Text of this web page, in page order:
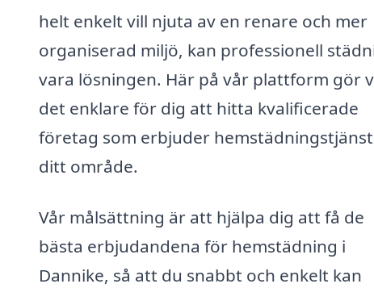
helt enkelt vill njuta av en renare och mer
organiserad miljö, kan professionell
vara lösningen. Här på vår plattform gör
det enklare för dig att hitta kvalificerade
företag som erbjuder
ditt område.
Vår målsättning är att hjälpa dig att få de
bästa erbjudandena för hemstädning i
Dannike, så att du snabbt och enkelt kan